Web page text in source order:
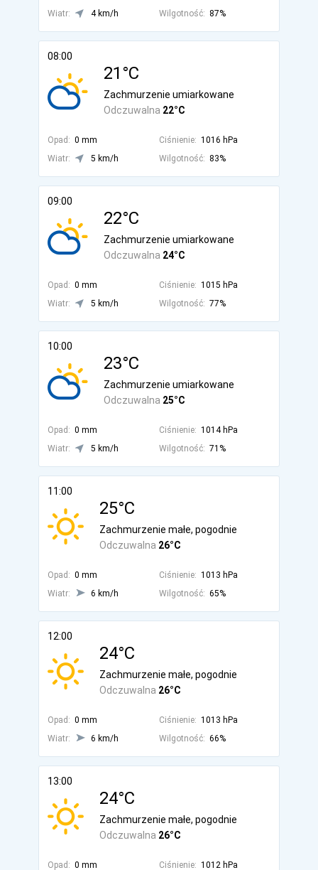
Wiatr: 4 km/h Wilgotność: 87%
08:00
21°C
Odczuwalna 22°C
Zachmurzenie umiarkowane
Opad: 0 mm Ciśnienie: 1016 hPa
Wiatr:
5 km/h Wilgotność: 83%
09:00
22°C
Odczuwalna 24°C
Zachmurzenie umiarkowane
Opad: 0 mm Ciśnienie: 1015 hPa
Wiatr:
5 km/h Wilgotność: 77%
10:00
23°C
Odczuwalna 25°C
Zachmurzenie umiarkowane
Opad: 0 mm Ciśnienie: 1014 hPa
Wiatr:
5 km/h Wilgotność: 71%
11:00
25°C
Odczuwalna 26°C
Zachmurzenie małe, pogodnie
Opad: 0 mm Ciśnienie: 1013 hPa
Wiatr:
6 km/h Wilgotność: 65%
12:00
24°C
Odczuwalna 26°C
Zachmurzenie małe, pogodnie
Opad: 0 mm Ciśnienie: 1013 hPa
Wiatr:
6 km/h Wilgotność: 66%
13:00
24°C
Odczuwalna 26°C
Zachmurzenie małe, pogodnie
Opad: 0 mm Ciśnienie: 1012 hPa